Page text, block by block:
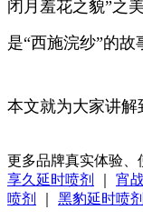
闭月羞花之貌”之
是“西施浣纱”的故
本文就为大家讲解
更多品牌真实体验、
享久延时喷剂
宵
喷剂
黑豹延时喷剂